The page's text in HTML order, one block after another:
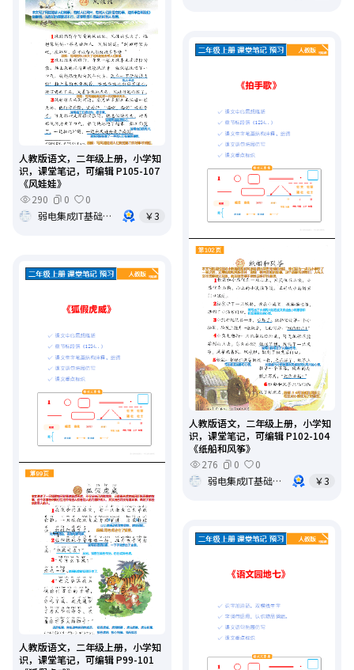
人教版语文，二年级上册，小学知
识，课堂笔记，可编辑 P105-107
《风娃娃》
290
0
0
弱电集成IT基础架构运维
￥3
人教版语文，二年级上册，小学知
识，课堂笔记，可编辑 P102-104
《纸船和风筝》
276
0
0
弱电集成IT基础架构运维
￥3
人教版语文，二年级上册，小学知
识，课堂笔记，可编辑 P99-101